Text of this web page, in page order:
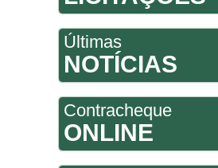
Últimas
NOTÍCIAS
Contracheque
ONLINE